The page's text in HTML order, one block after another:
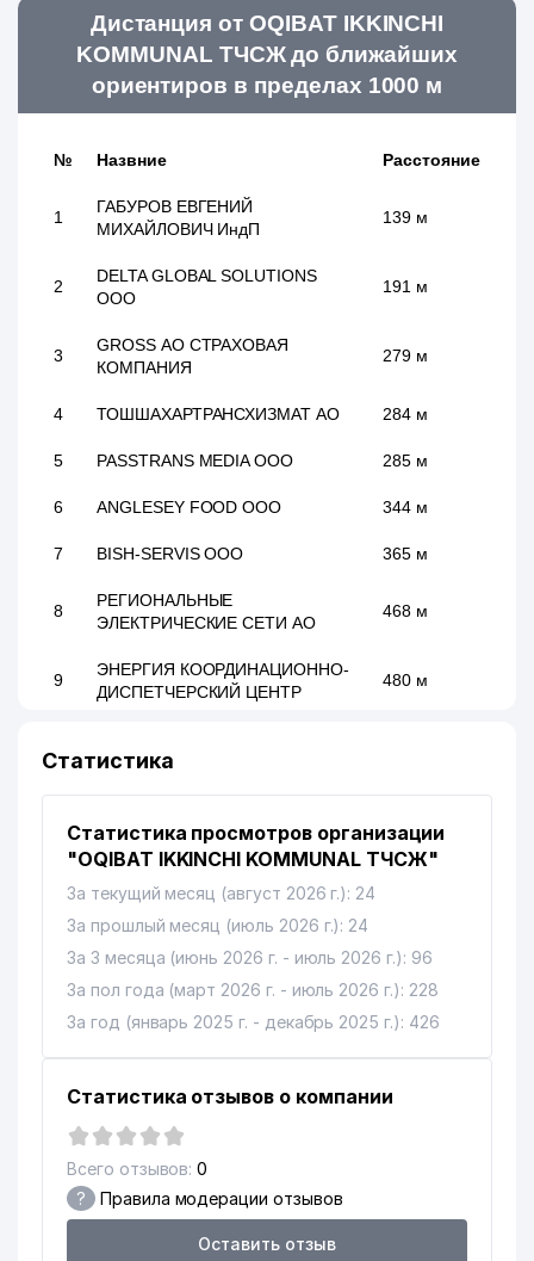
Дистанция от OQIBAT IKKINCHI
KOMMUNAL ТЧСЖ до ближайших
ориентиров в пределах 1000 м
№ Назвние Расстояние
1
ГАБУРОВ ЕВГЕНИЙ
МИХАЙЛОВИЧ ИндП
139 м
2
DELTA GLOBAL SOLUTIONS
ООО
191 м
3
GROSS АО СТРАХОВАЯ
КОМПАНИЯ
279 м
4 ТОШШАХАРТРАНСХИЗМАТ АО 284 м
5 PASSTRANS MEDIA ООО 285 м
6 ANGLESEY FOOD ООО 344 м
7 BISH-SERVIS ООО 365 м
8
РЕГИОНАЛЬНЫЕ
ЭЛЕКТРИЧЕСКИЕ СЕТИ АО
468 м
9
ЭНЕРГИЯ КООРДИНАЦИОННО-
ДИСПЕТЧЕРСКИЙ ЦЕНТР
480 м
12 NORI ООО 609 м
13
УЛУГБЕКСКИЙ ФИЛИАЛ АИКБ
14 SAKURA CITY ООО 644 м
ПОЧЁТНОЕ КОНСУЛЬСТВО
КОРОЛЕВСТВА НИДЕРЛАНДОВ
646 м
PARKER RUSSELL AUDIT OOO
17
PARKER RUSSELL FINANCE
18 ARDUS СП ООО
CHATKAL MOUNTAINS ООО
Статистика
Статистика просмотров организации
"OQIBAT IKKINCHI KOMMUNAL ТЧСЖ"
За текущий месяц (август 2026 г.): 24
За прошлый месяц (июль 2026 г.): 24
За 3 месяца (июнь 2026 г. - июль 2026 г.): 96
За пол года (март 2026 г. - июль 2026 г.): 228
За год (январь 2025 г. - декабрь 2025 г.): 426
Статистика отзывов о компании
Всего отзывов: 0
? Правила модерации отзывов
Оставить отзыв